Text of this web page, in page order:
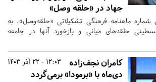
جهاد در «حلقه وصل»
ماهنامه فرهنگی تشکیلاتی «حلقه‌وصل»، به
حلقه‌های میانی و بازخورد آنها در جامعه
12:03 - 22 آذر 1403
کامران نجف‌زاده
دی‌ماه با «برمودا» برمی‌گردد